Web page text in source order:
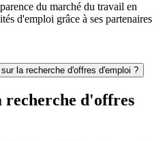
du marché du travail en
d'emploi grâce à ses partenaires
la recherche d'offres d'emploi ?
recherche d'offres